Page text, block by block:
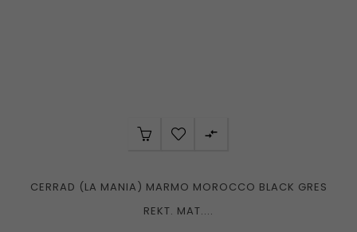

CERRAD (LA MANIA) MARMO MOROCCO BLACK GRES
REKT. MAT....